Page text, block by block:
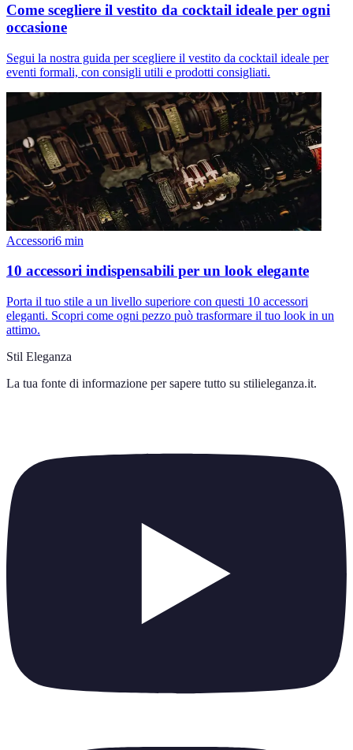
Come scegliere il vestito da cocktail ideale per ogni
occasione
Segui la nostra guida per scegliere il vestito da cocktail ideale per
eventi formali, con consigli utili e prodotti consigliati.
Accessori6 min
10 accessori indispensabili per un look elegante
Porta il tuo stile a un livello superiore con questi 10 accessori
eleganti. Scopri come ogni pezzo può trasformare il tuo look in un
attimo.
Stil Eleganza
La tua fonte di informazione per sapere tutto su stilieleganza.it.